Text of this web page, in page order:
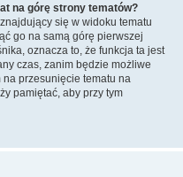
na górę strony tematów?
się w widoku tematu
go na samą górę pierwszej
oznacza to, że funkcja ta jest
czas, zanim będzie możliwe
na przesunięcie tematu na
pamiętać, aby przy tym